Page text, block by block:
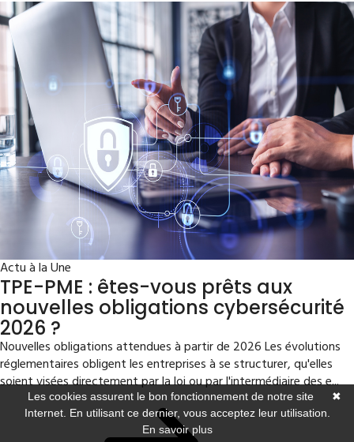
Actu à la Une
TPE-PME : êtes-vous prêts aux
nouvelles obligations cybersécurité
2026 ?
Nouvelles obligations attendues à partir de 2026 Les évolutions
réglementaires obligent les entreprises à se structurer, qu'elles
soient visées directement par la loi ou par l'intermédiaire des e...
✖
Les cookies assurent le bon fonctionnement de notre site
Internet. En utilisant ce dernier, vous acceptez leur utilisation.
En savoir plus